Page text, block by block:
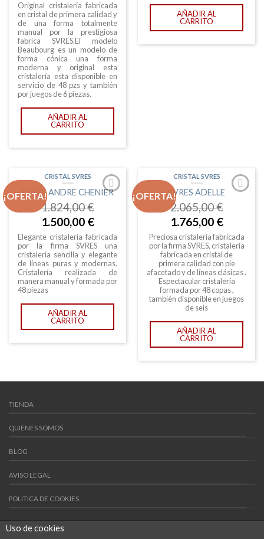
Original cristalería fabricada
en cristal de primera calidad y
de una forma totalmente
manual por la prestigiosa
fabrica SVRES.El modelo
Beaubourg es un modelo de
forma cónica una forma
moderna y original esta
cristalería esta disponible en
servicio de 48 pzs y también
por juegos de 6 piezas.
AÑADIR AL
CARRITO
AÑADIR AL
CARRITO
CRISTAL SVRES
SVRES ANDRE CHENIER
1.824,00€
1.500,00 €
Elegante cristalería fabricada
por la firma SVRES una
cristalería sencilla y elegante
de líneas puras y modernas.
Cristalería realizada de
manera manual y formada por
48 piezas
AÑADIR AL
CARRITO
¡OFERTA!
CRISTAL SVRES
SVRES ADELLE
2.065,00€
1.765,00 €
Preciosa cristalería fabricada
por la firma SVRES, cristalería
fabricada en cristal de
primera calidad con pie
afacetado y de líneas clásicas .
Espectacular cristalería
formada por 48 copas ,
también disponible en juegos
de seis
AÑADIR AL
CARRITO
¡OFERTA!
TIENDA
QUIENES SOMOS
BLOG
AVISO LEGAL
POLITICA DE COOKIES
POLITICAS DE VENTA
Uso de cookies